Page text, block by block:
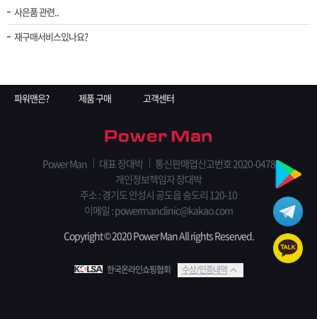
사은품 관련..
재구매서비스있나요?
파워맨은? 제품 구매 고객센터
Power Man 대표 장대박
통신판매업신고번호 2020-0478
개인정보책임자 장대박
주소 : 경기도 안성시 공도읍 숭도리 120-10
이메일 :powermanclinic@kakao.com
Copyright © 2020 Power Man All rights Reserved.
한국온라인쇼핑협회 수상/인증내역